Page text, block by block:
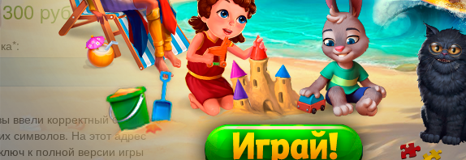
300 pуб.
ввели корректный email без
символов. На этот адрес
к полной версии игры